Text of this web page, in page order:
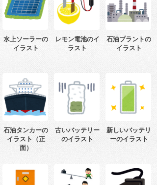
水上ソーラーの
イラスト
レモン電池のイ
ラスト
石油プラントの
イラスト
石油タンカーの
イラスト（正
面）
古いバッテリー
のイラスト
新しいバッテリ
ーのイラスト